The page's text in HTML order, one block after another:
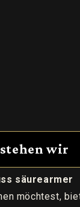
wir
säurearmer
möchtest,